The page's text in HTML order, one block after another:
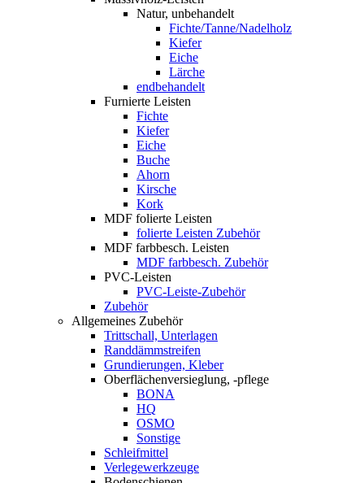
Natur, unbehandelt
Fichte/Tanne/Nadelholz
Kiefer
Eiche
Lärche
endbehandelt
Furnierte Leisten
Fichte
Kiefer
Eiche
Buche
Ahorn
Kirsche
Kork
MDF folierte Leisten
folierte Leisten Zubehör
MDF farbbesch. Leisten
MDF farbbesch. Zubehör
PVC-Leisten
PVC-Leiste-Zubehör
Zubehör
Allgemeines Zubehör
Trittschall, Unterlagen
Randdämmstreifen
Grundierungen, Kleber
Oberflächenversieglung, -pflege
BONA
HQ
OSMO
Sonstige
Schleifmittel
Verlegewerkzeuge